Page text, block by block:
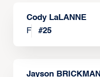
Cody LaLANNE
F
#25
Jayson BRICKMAN